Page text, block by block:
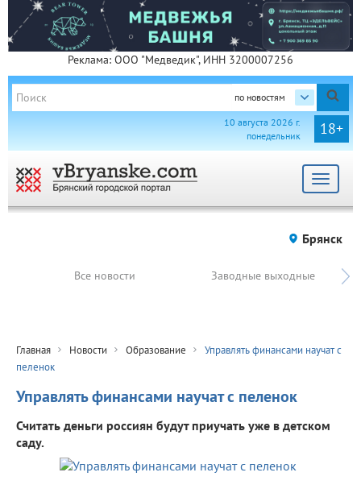
Реклама: ООО "Медведик", ИНН 3200007256
по новостям
18+
10 августа 2026 г.
понедельник
Toggle
Брянск
Все новости Заводные выходные
Главная Новости Образование
Управлять финансами научат с
пеленок
Управлять финансами научат с пеленок
Считать деньги россиян будут приучать уже в детском
саду.